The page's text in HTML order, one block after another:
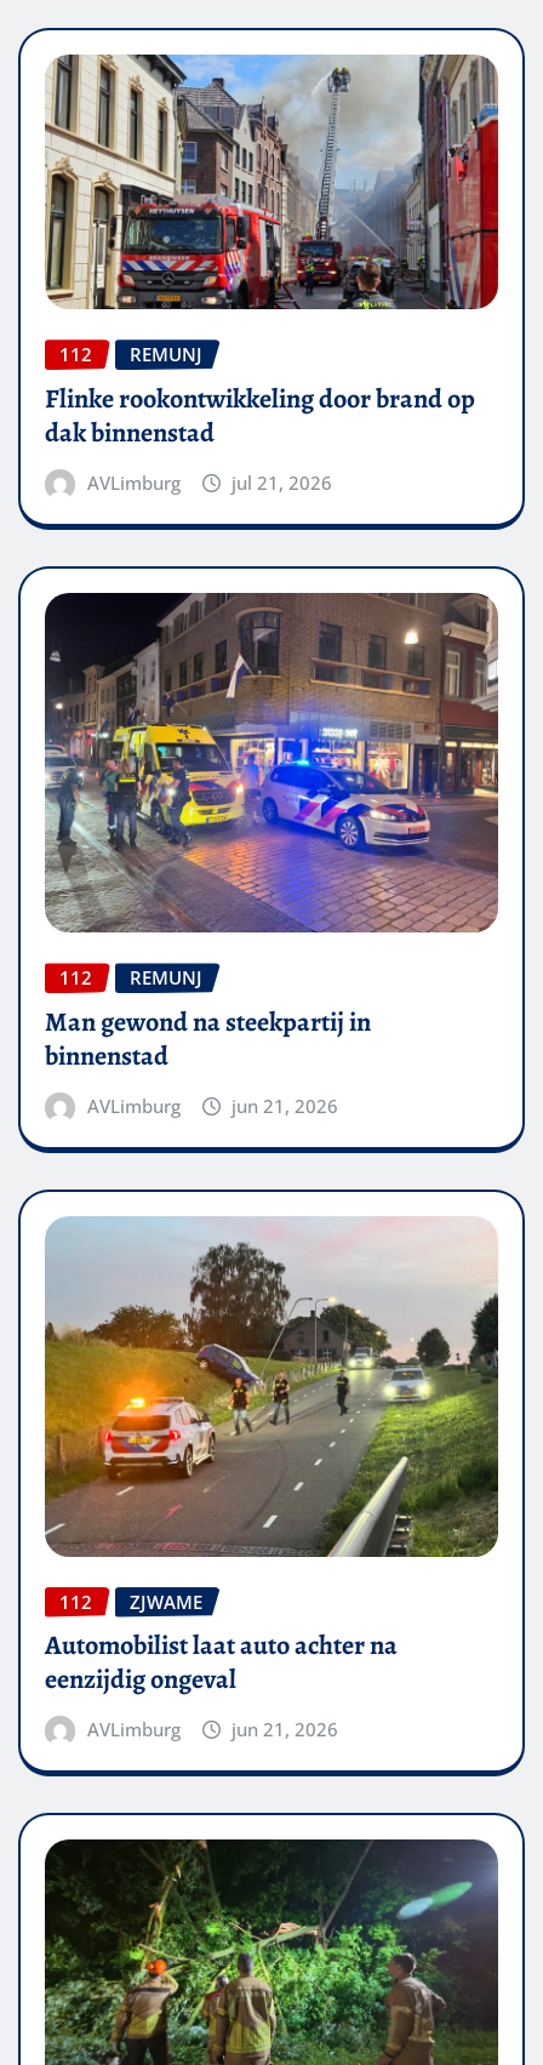
112 REMUNJ
Flinke rookontwikkeling door brand op
dak binnenstad
AVLimburg jul 21, 2026
112 REMUNJ
Man gewond na steekpartij in
binnenstad
AVLimburg jun 21, 2026
112 ZJWAME
Automobilist laat auto achter na
eenzijdig ongeval
AVLimburg jun 21, 2026